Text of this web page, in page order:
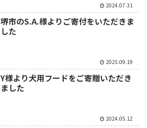
2024.07.31
堺市のS.A.様よりご寄付をいただきま
した
2025.09.19
Y様より犬用フードをご寄贈いただき
ました
2024.05.12